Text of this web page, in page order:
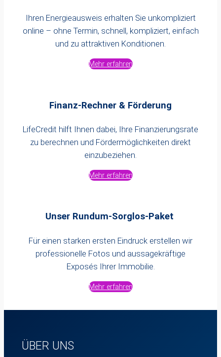
Ihren Energieausweis erhalten Sie unkompliziert
online – ohne Termin, schnell, kompliziert, einfach
und zu attraktiven Konditionen.
Mehr erfahren
Finanz-Rechner & Förderung
LifeCredit hilft Ihnen dabei, Ihre Finanzierungsrate
zu berechnen und Fördermöglichkeiten direkt
einzubeziehen.
Mehr erfahren
Unser Rundum-Sorglos-Paket
Für einen starken ersten Eindruck erstellen wir
professionelle Fotos und aussagekräftige
Exposés Ihrer Immobilie.
Mehr erfahren
ÜBER UNS